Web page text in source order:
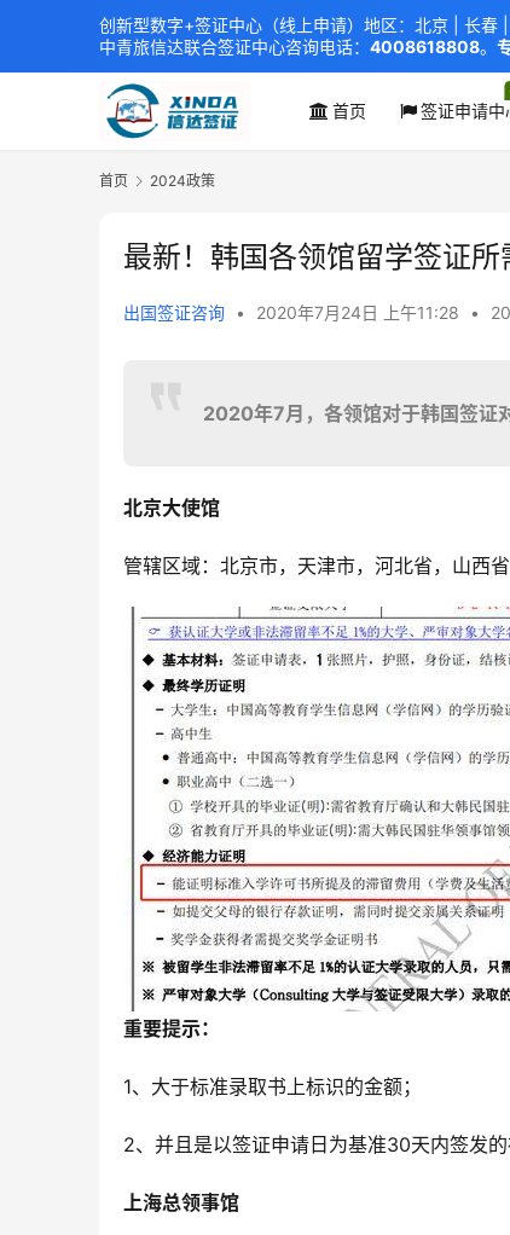
首页 签证申请中
首页 2024政策
最新！韩国各领馆留学签证所
出国签证咨询 • 2020年7月24日 上午11:28 •
2020年7月，各领馆对于韩国签证
北京大使馆
管辖区域：北京市，天津市，河北省，山西
重要提示：
1、大于标准录取书上标识的金额；
2、并且是以签证申请日为基准30天内签发
上海总领事馆
创新型数字+签证中心（线上申请）地区：北京 | 长春
中青旅信达联合签证中心咨询电话： 4008618808。
xindavisa01 免责声明：本站非政府网站，不隶属于
外交部认证 单（双认证），海牙认证。